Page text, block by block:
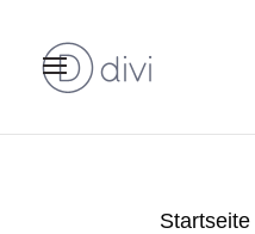
Startseite